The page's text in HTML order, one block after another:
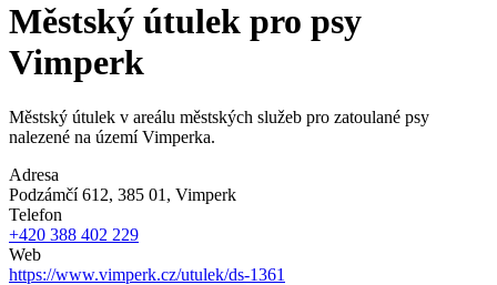
Městský útulek pro psy
Vimperk
Městský útulek v areálu městských služeb pro zatoulané psy
nalezené na území Vimperka.
Adresa
Podzámčí 612, 385 01 , Vimperk
Telefon
+420 388 402 229
Web
https://www.vimperk.cz/utulek/ds-1361